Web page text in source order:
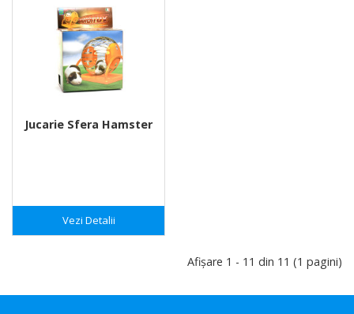
Jucarie Sfera Hamster
Vezi Detalii
Afişare 1 - 11 din 11 (1 pagini)